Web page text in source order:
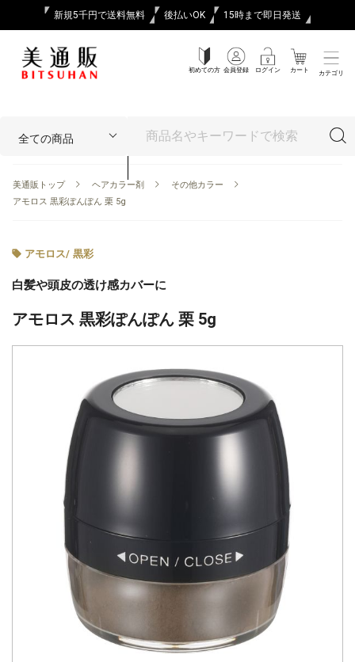
新規5千円で送料無料 後払いOK 15時まで即日発送
初めての方 会員登録 ログイン カート カテゴリ
美通販トップ ヘアカラー剤
その他カラー
アモロス 黒彩ぽんぽん 栗 5g
アモロス/ 黒彩
白髪や頭皮の透け感カバーに
アモロス 黒彩ぽんぽん 栗 5g